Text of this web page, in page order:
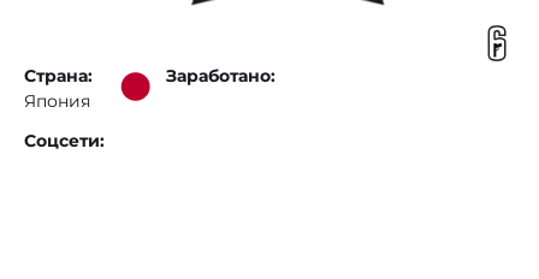
Страна:
Япония
Заработано:
Соцсети: